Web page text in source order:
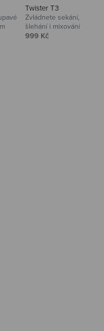
Twister T3
Zvládnete sekání,
šlehání i mixování
Prodejní cena
999 Kč